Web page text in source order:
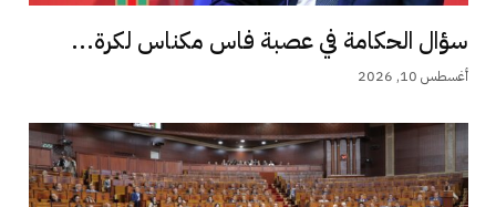
سؤال الحكامة في عصبة فاس مكناس لكرة...
أغسطس 10, 2026